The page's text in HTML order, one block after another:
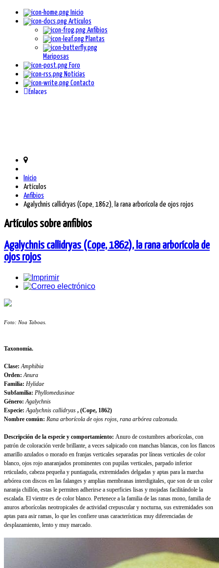
Inicio
Artículos
Anfibios
Plantas
Mariposas
Foro
Noticias
Contacto
Enlaces
Inicio
Artículos
Anfibios
Agalychnis callidryas (Cope, 1862), la rana arborícola de ojos rojos
Artículos sobre anfibios
Agalychnis callidryas (Cope, 1862), la rana arborícola de
ojos rojos
Foto: Noa Taboas.
Taxonomía.
Clase: Amphibia
Orden: Anura
Familia: Hylidae
Subfamilia: Phyllomedusinae
Género: Agalychnis
Especie: Agalychnis callidryas , (Cope, 1862)
Nombre común: Rana arborícola de ojos rojos, rana arbórea calzonuda.
Descripción de la especie y comportamiento: Anuro de costumbres arborícolas, con
patrón de coloración verde brillante, a veces salpicado con manchas blancas, con los flancos
amarillo azulados o morado en franjas verticales separadas por líneas verticales de color
blanco, ojos rojo anaranjados prominentes con pupilas verticales, parpado inferior
reticulado, cabeza pequeña y puntiaguda, extremidades delgadas y aptas para la marcha
arbórea con discos en las falanges y amplias membranas interdigitales, que son de un color
naranja chillón, estas le permiten adherirse a superficies lisas y mojadas facilitándole la
escalada. El vientre es de color blanco. Pertenece a la familia de las ranas mono, familia de
anuros arborícolas neotropicales de actividad crepuscular y nocturna, sus extremidades son
aptas para asir ramas, lo que les confiere unas características muy diferenciadas de
desplazamiento, lento y muy marcado.